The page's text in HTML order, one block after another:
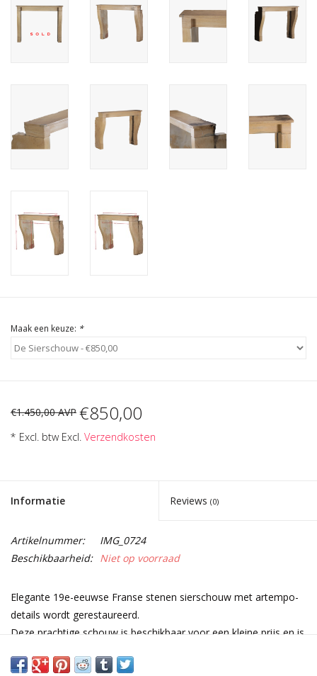
Login
Maak een keuze: *
€1.450,00 AVP €850,00
* Excl. btw Excl. Verzendkosten
Informatie Reviews (0)
Artikelnummer:
IMG_0724
Beschikbaarheid: Niet op voorraad
Elegante 19e-eeuwse Franse stenen sierschouw met artempo-
details wordt gerestaureerd.
Deze prachtige schouw is beschikbaar voor een kleine prijs en is
Afmetingen: